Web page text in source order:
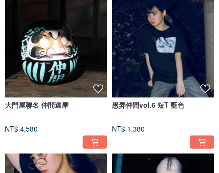
大門屋聯名 仲間達摩
NT$ 4,580
愚弄仲間vol.6 短T 藍色
NT$ 1,380